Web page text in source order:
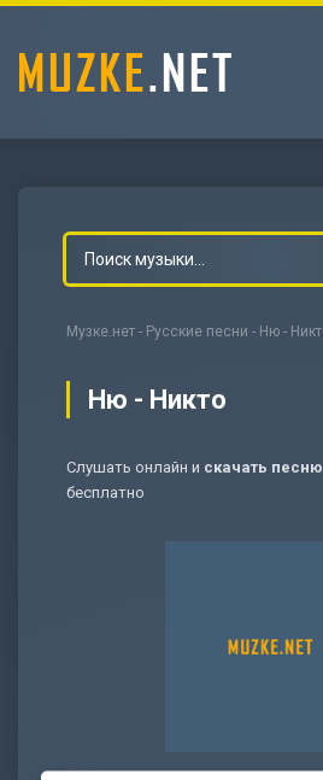
Музке.нет - Русские песни - Ню -
Ню - Никто
Слушать онлайн и скачать
бесплатно